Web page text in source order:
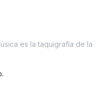
es la taquigrafía de la